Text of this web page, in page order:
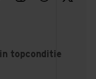
topconditie